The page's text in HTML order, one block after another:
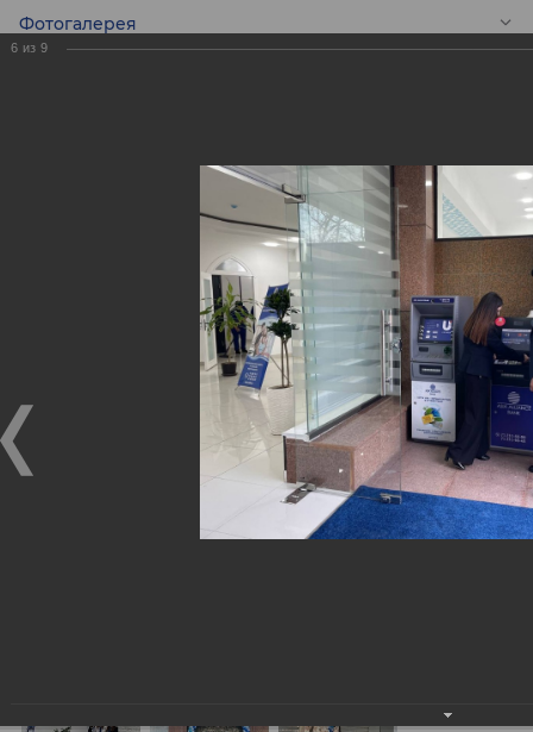
Фотогалерея
Новый Центр
банковских услуг
«Шайхонтохур»
Новый Центр банковских услуг «Шайхонтохур»
6 из 9